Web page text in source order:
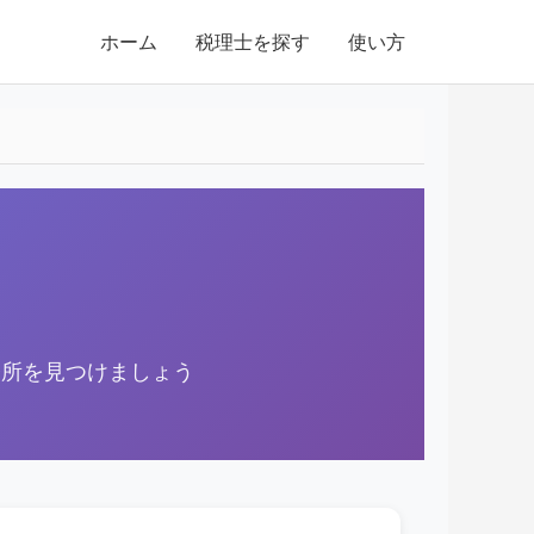
ホーム 税理士を探す 使い方
を見つけましょう